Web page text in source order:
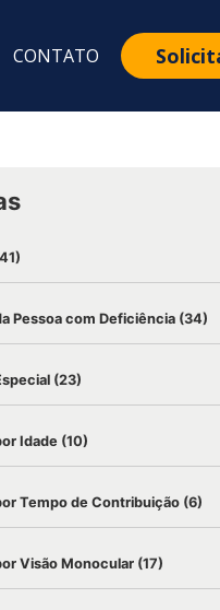
CONTATO
Pessoa com Deficiência (34)
(23)
Idade (10)
Tempo de Contribuição (6)
Visão Monocular (17)